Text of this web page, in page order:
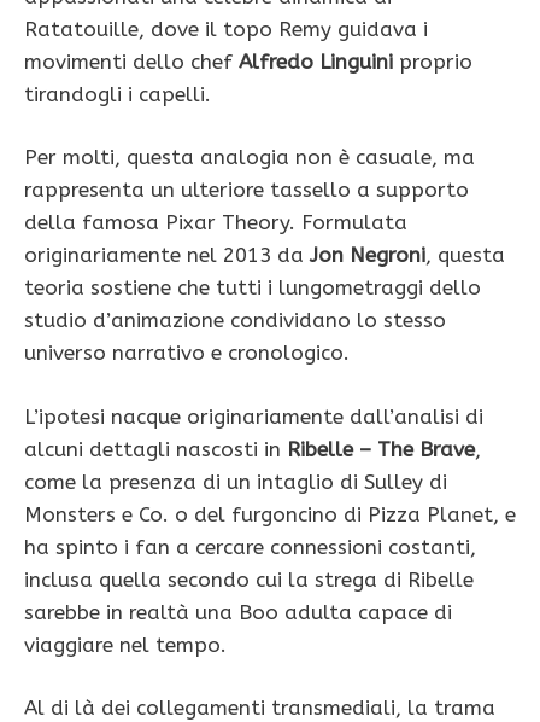
Ratatouille, dove il topo Remy guidava i
movimenti dello chef Alfredo Linguini proprio
tirandogli i capelli.
Per molti, questa analogia non è casuale, ma
rappresenta un ulteriore tassello a supporto
della famosa Pixar Theory. Formulata
originariamente nel 2013 da Jon Negroni, questa
teoria sostiene che tutti i lungometraggi dello
studio d’animazione condividano lo stesso
universo narrativo e cronologico.
L’ipotesi nacque originariamente dall’analisi di
alcuni dettagli nascosti in Ribelle – The Brave,
come la presenza di un intaglio di Sulley di
Monsters e Co. o del furgoncino di Pizza Planet, e
ha spinto i fan a cercare connessioni costanti,
inclusa quella secondo cui la strega di Ribelle
sarebbe in realtà una Boo adulta capace di
viaggiare nel tempo.
Al di là dei collegamenti transmediali, la trama